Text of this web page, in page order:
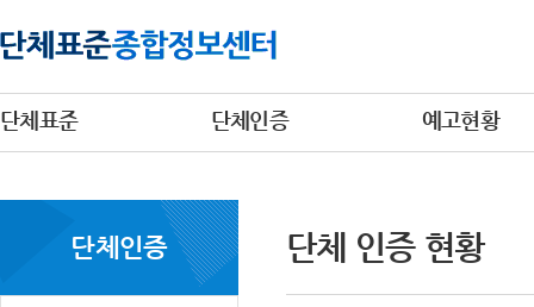
단체표준 단체인증 예고현황
단체인증 단체 인증 현황